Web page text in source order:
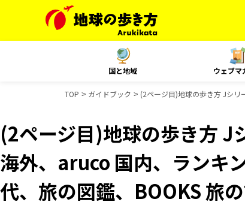
国と地域 ウェブマ
TOP ガイドブック (2ページ目)地球の歩き方 Jシ
(2ページ目)地球の歩き方 J
海外、aruco 国内、ランキ
代、旅の図鑑、BOOKS 旅